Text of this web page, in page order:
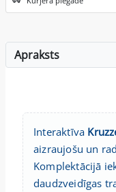
Apraksts
Interaktīva
aizraujošu un
Komplektācijā
daudzveidīgas